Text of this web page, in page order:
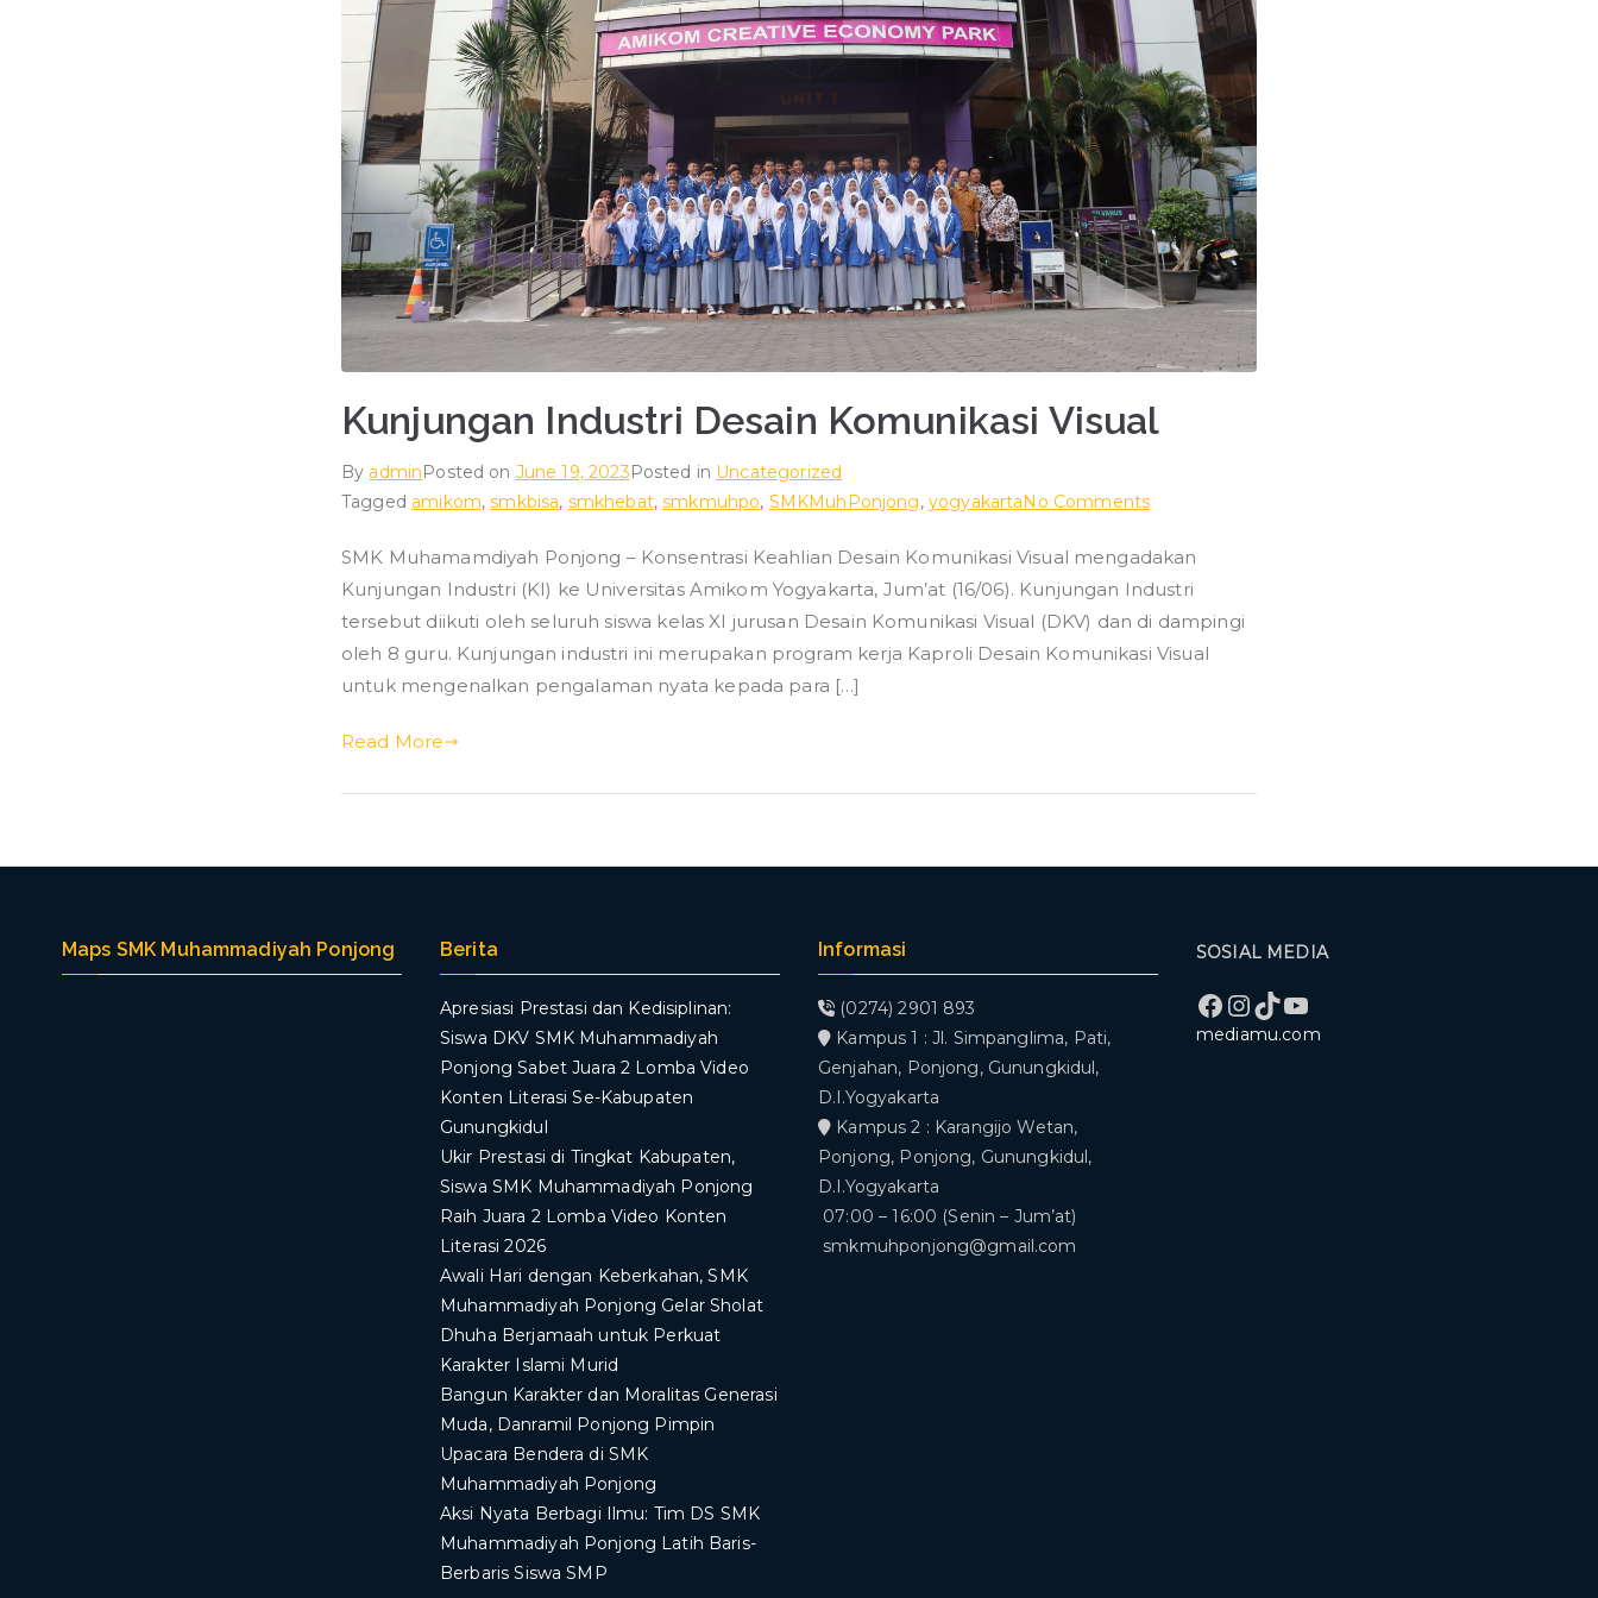
Kunjungan Industri Desain Komunikasi Visual
By admin Posted on June 19, 2023 Posted in Uncategorized
Tagged amikom,smkbisa, smkhebat,smkmuhpo, SMKMuhPonjong, yogyakarta No Commentson
Industri
Desain
Komunikasi
Visual
SMK Muhamamdiyah Ponjong – Konsentrasi Keahlian Desain Komunikasi Visual mengadakan
Kunjungan Industri (KI) ke Universitas Amikom Yogyakarta, Jum’at (16/06). Kunjungan Industri
tersebut diikuti oleh seluruh siswa kelas XI jurusan Desain Komunikasi Visual (DKV) dan di dampingi
oleh 8 guru. Kunjungan industri ini merupakan program kerja Kaproli Desain Komunikasi Visual
untuk mengenalkan pengalaman nyata kepada para […]
Read More
Maps SMK Muhammadiyah Ponjong Berita
Apresiasi Prestasi dan Kedisiplinan:
Siswa DKV SMK Muhammadiyah
Ponjong Sabet Juara 2 Lomba Video
Konten Literasi Se-Kabupaten
Gunungkidul
Ukir Prestasi di Tingkat Kabupaten,
Siswa SMK Muhammadiyah Ponjong
Raih Juara 2 Lomba Video Konten
Literasi 2026
Awali Hari dengan Keberkahan, SMK
Muhammadiyah Ponjong Gelar Sholat
Dhuha Berjamaah untuk Perkuat
Karakter Islami Murid
Bangun Karakter dan Moralitas Generasi
Muda, Danramil Ponjong Pimpin
Upacara Bendera di SMK
Muhammadiyah Ponjong
​Aksi Nyata Berbagi Ilmu: Tim DS SMK
Muhammadiyah Ponjong Latih Baris-
Berbaris Siswa SMP
Informasi
(0274) 2901 893
Kampus 1 : Jl. Simpanglima, Pati,
Genjahan, Ponjong, Gunungkidul,
D.I.Yogyakarta
Kampus 2 : Karangijo Wetan,
Ponjong, Ponjong, Gunungkidul,
D.I.Yogyakarta
07:00 – 16:00 (Senin – Jum’at)
smkmuhponjong@gmail.com
SOSIAL MEDIA
Facebook
Instagram
TikTok
YouTube
mediamu.com